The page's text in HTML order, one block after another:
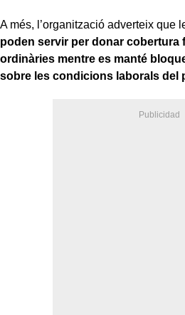
A més, l’organització adverteix que
poden servir per donar cobertura
ordinàries mentre es manté
sobre les condicions laborals del